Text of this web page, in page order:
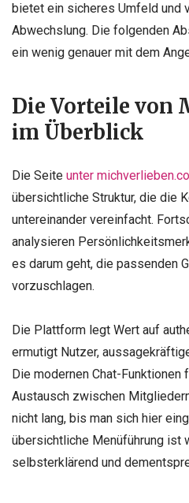
bietet ein sicheres Umfeld und
Abwechslung. Die folgenden
ein wenig genauer mit dem
Die Vorteile von
im Überblick
Die Seite unter
übersichtliche Struktur, die die
untereinander vereinfacht.
analysieren
es darum geht, die passenden
vorzuschlagen.
Die Plattform legt Wert auf
ermutigt Nutzer,
Die modernen Chat-Funktionen
Austausch zwischen
nicht lang, bis man sich hier
übersichtliche Menüführung ist
selbsterklärend und